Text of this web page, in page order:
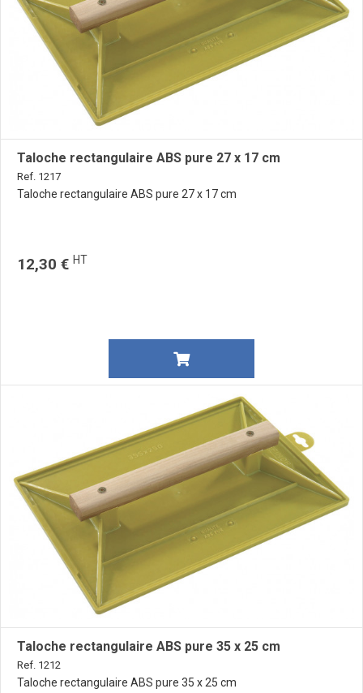
Taloche rectangulaire ABS pure 27 x 17 cm
Ref. 1217
Taloche rectangulaire ABS pure 27 x 17 cm
12,30 € HT
Taloche rectangulaire ABS pure 35 x 25 cm
Ref. 1212
Taloche rectangulaire ABS pure 35 x 25 cm